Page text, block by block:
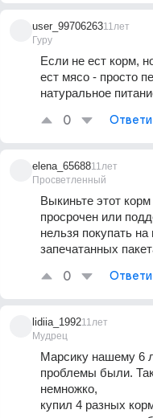
user_99706263
Гуру
11лет
Если не ест корм,
ест мясо - просто
натуральное
0
elena_65688
Просветленный
11лет
Выкиньте этот
просрочен или
нельзя покупать на
запечатанных
0
lidiia_1992
Мудрец
11лет
Марсику нашему 6
проблемы были.
немножко,
купил 4 разных